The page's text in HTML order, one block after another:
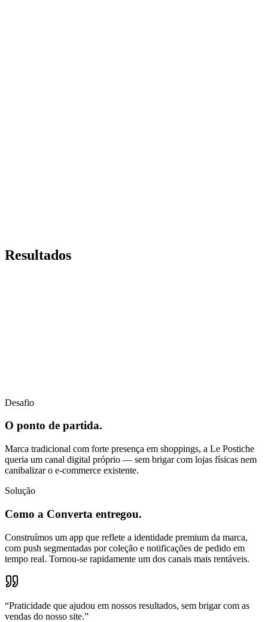
Resultados
Desafio
O ponto de partida.
Marca tradicional com forte presença em shoppings, a Le Postiche
queria um canal digital próprio — sem brigar com lojas físicas nem
canibalizar o e-commerce existente.
Solução
Como a Converta entregou.
Construímos um app que reflete a identidade premium da marca,
com push segmentadas por coleção e notificações de pedido em
tempo real. Tornou-se rapidamente um dos canais mais rentáveis.
“Praticidade que ajudou em nossos resultados, sem brigar com as
vendas do nosso site.”